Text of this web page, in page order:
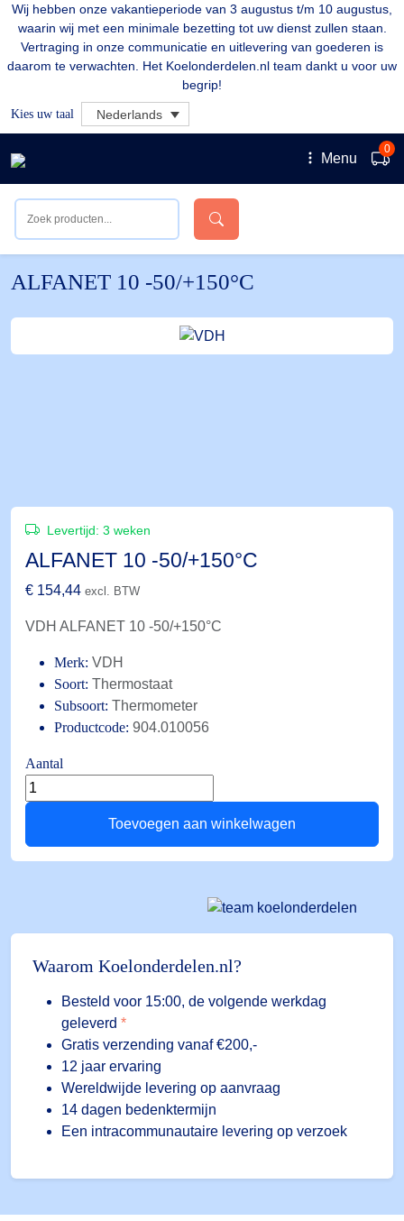
Wij hebben onze vakantieperiode van 3 augustus t/m 10 augustus,
waarin wij met een minimale bezetting tot uw dienst zullen staan.
Vertraging in onze communicatie en uitlevering van goederen is
daarom te verwachten. Het Koelonderdelen.nl team dankt u voor uw
begrip!
Kies uw taal Nederlands
Menu
0
ALFANET 10 -50/+150°C
Levertijd: 3 weken
ALFANET 10 -50/+150°C
€ 154,44 excl. BTW
VDH ALFANET 10 -50/+150°C
Merk: VDH
Soort: Thermostaat
Subsoort: Thermometer
Productcode: 904.010056
Aantal
ALFANET
10
aantal
Toevoegen aan winkelwagen
Waarom Koelonderdelen.nl?
Besteld voor 15:00, de volgende werkdag
geleverd *
Gratis verzending vanaf €200,-
12 jaar ervaring
Wereldwijde levering op aanvraag
14 dagen bedenktermijn
Een intracommunautaire levering op verzoek